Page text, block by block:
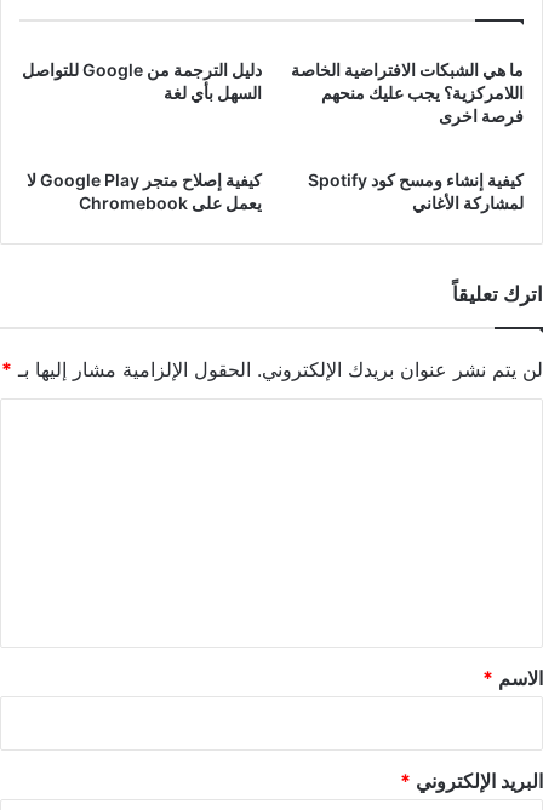
ما هي الشبكات الافتراضية الخاصة
اللامركزية؟ يجب عليك منحهم
فرصة اخرى
دليل الترجمة من Google للتواصل
السهل بأي لغة
كيفية إنشاء ومسح كود Spotify
لمشاركة الأغاني
كيفية إصلاح متجر Google Play لا
يعمل على Chromebook
اترك تعليقاً
لن يتم نشر عنوان بريدك الإلكتروني. الحقول الإلزامية مشار إليها بـ *
*
الاسم *
البريد الإلكتروني *